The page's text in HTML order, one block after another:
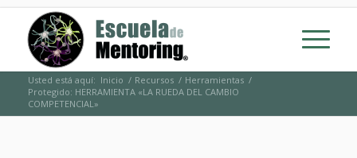
Usted está aquí: Inicio / Recursos / Herramientas /
Protegido: HERRAMIENTA «LA RUEDA DEL CAMBIO
COMPETENCIAL»